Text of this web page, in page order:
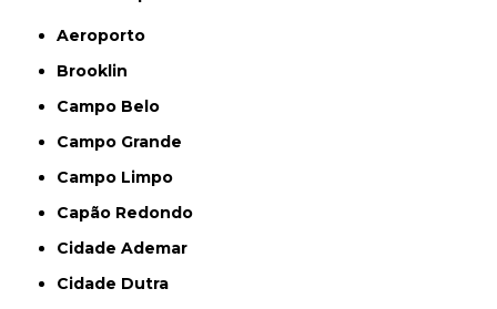
Aeroporto
Brooklin
Campo Belo
Campo Grande
Campo Limpo
Capão Redondo
Cidade Ademar
Cidade Dutra